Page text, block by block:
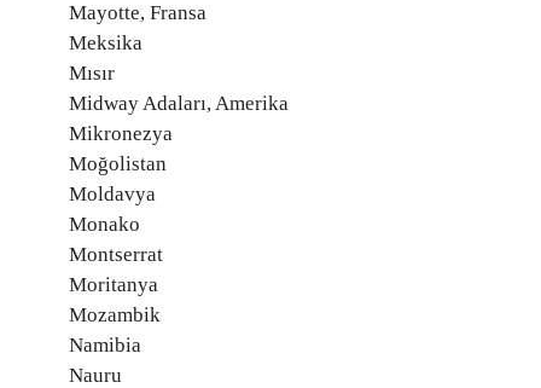
Mayotte, Fransa
Meksika
Mısır
Midway Adaları, Amerika
Mikronezya
Moğolistan
Moldavya
Monako
Montserrat
Moritanya
Mozambik
Namibia
Nauru